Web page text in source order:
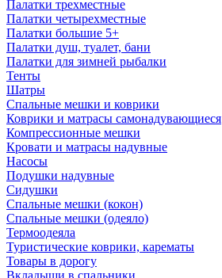
Палатки трехместные
Палатки четырехместные
Палатки большие 5+
Палатки душ, туалет, бани
Палатки для зимней рыбалки
Тенты
Шатры
Спальные мешки и коврики
Коврики и матрасы самонадувающиеся
Компрессионные мешки
Кровати и матрасы надувные
Насосы
Подушки надувные
Сидушки
Спальные мешки (кокон)
Спальные мешки (одеяло)
Термоодеяла
Туристические коврики, карематы
Товары в дорогу
Вкладыши в спальники